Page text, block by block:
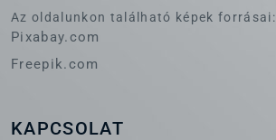
Az oldalunkon található képek forrásai:
Pixabay.com
Freepik.com
KAPCSOLAT